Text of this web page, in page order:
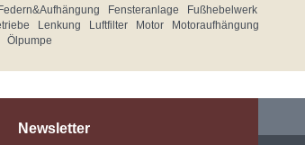
Fensteranlage
Fußhebelwerk
Lenkung Luftfilter Motor
Motoraufhängung
Ölpumpe
Newsletter